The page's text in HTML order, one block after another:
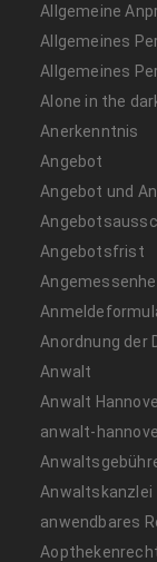
Allgemeine
Allgemeines
Allgemeines
Alone in the
Anerkenntnis
Angebot
Angebot und
Angebotsfrist
Anordnung der
Anwalt
Anwalt
anwalt-
Anwaltskanzlei
anwendbares